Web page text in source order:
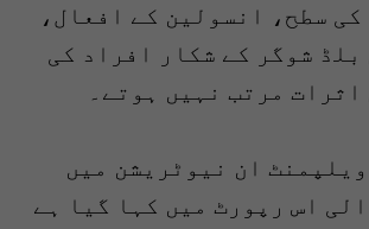
سطح، انسولین کے افعال،
بلڈ شوگر کے شکار افراد کی
مرتب نہیں ہوتے۔
ان نیوٹریشن میں
اس رپورٹ میں کہا گیا ہے